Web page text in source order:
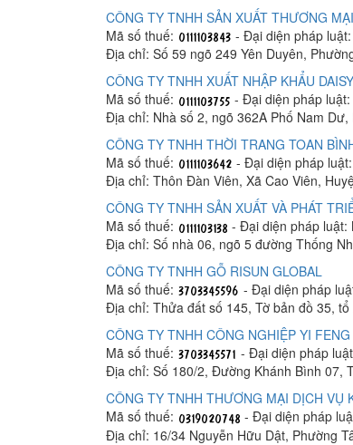
CÔNG TY TNHH SẢN XUẤT THƯƠNG
Mã số thuế:
- Đại diện pháp
Địa chỉ: Số 59 ngõ 249 Yên Duyên,
CÔNG TY TNHH XUẤT NHẬP KHẨU
Mã số thuế:
- Đại diện pháp
Địa chỉ: Nhà số 2, ngõ 362A Phố Nam
CÔNG TY TNHH THỜI TRANG TOAN
Mã số thuế:
- Đại diện pháp
Địa chỉ: Thôn Đàn Viên, Xã Cao Viên,
CÔNG TY TNHH SẢN XUẤT VÀ PHÁT
Mã số thuế:
- Đại diện pháp luật:
Địa chỉ: Số nhà 06, ngõ 5 đường Thống
CÔNG TY TNHH GỖ RISUN GLOBAL
Mã số thuế:
- Đại diện pháp
Địa chỉ: Thửa đất số 145, Tờ bản đồ 35,
CÔNG TY TNHH CÔNG NGHIỆP YI FENG
Mã số thuế:
- Đại diện pháp
Địa chỉ: Số 180/2, Đường Khánh Bình 07,
CÔNG TY TNHH THƯƠNG MẠI DỊCH VỤ
Mã số thuế:
- Đại diện pháp
Địa chỉ: 16/34 Nguyễn Hữu Dật, Phường